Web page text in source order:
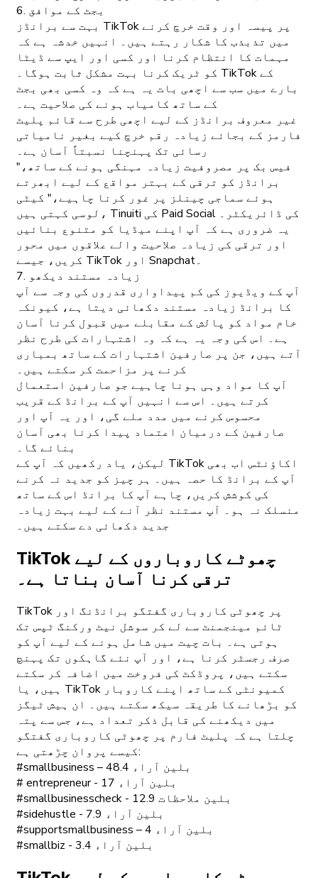
6. بجٹ کے موافق
بہت سے برانڈز TikTok پر پیسہ اور وقت خرچ کرنے
میں تذبذب کا شکار رہتے ہیں۔ انہیں خدشہ ہے کہ
مہمات کا انتظام کرنا اور کسی اور ایپ سے ڈیٹا
کو ٹریک کرنا بہت مشکل ثابت ہوگا۔ TikTok کے
بارے میں سب سے اچھی بات یہ ہے کہ وہ کسی بھی بجٹ
کے ساتھ کامیاب ہونے کی صلاحیت ہے۔
غیر معروف برانڈز کے لیے اچھی طرح سے قائم پلیٹ
فارمز کے بجائے زیادہ رقم خرچ کیے بغیر نامیاتی
رسائی تک پہنچنا نسبتاً آسان ہے۔
"فیس بک پر مصروفیت زیادہ مہنگی ہونے کے ساتھ،
برانڈز کو ترقی کے بہتر مواقع کے لیے ابھرتے
ہوئے سماجی چینلز پر غور کرنا چاہیے،" کیٹی
لوسی کہتی ہیں، Tinuiti کی Paid Social کی ڈائریکٹر۔
یہ ضروری ہے کہ آپ اپنے میڈیا کو متنوع بنائیں
اور ترقی کی زیادہ صلاحیت والے علاقوں میں محور
کریں، جیسے TikTok اور Snapchat۔
7. زیادہ مستند دیکھو
آپ کے ویڈیوز کی کم پیداواری قدروں کی وجہ سے آپ
کا برانڈ زیادہ مستند دکھائی دیتا ہے، کیونکہ
خام مواد کو پالش کے مقابلے میں قبول کرنا آسان
ہے۔ اس کی وجہ یہ ہے کہ وہ اشتہارات کی طرح نظر
آتے ہیں، جن پر صارفین اشتہارات کے ساتھ بمباری
کرنے پر مزاحمت کر سکتے ہیں۔
آپ کا مواد وہی ہونا چاہیے جو صارفین استعمال
کرتے ہیں۔ اس سے انہیں آپ کے برانڈ کے قریب
محسوس کرنے میں مدد ملے گی، اور یہ آپ اور
صارفین کے درمیان اعتماد پیدا کرنا بھی آسان
بنائے گا۔
لیکن، یاد رکھیں کہ آپ کے TikTok اکاؤنٹس اب بھی
آپ کے برانڈ کا حصہ ہیں۔ ہر چیز کو جدید نہ کرنے
کی کوشش کریں، چاہے آپ کا برانڈ اس کے ساتھ
منسلک نہ ہو۔ آپ مستند نظر آنے کے لیے بہت زیادہ
جدید دکھائی دے سکتے ہیں۔
TikTok چھوٹے کاروباروں کے لیے
ترقی کرنا آسان بناتا ہے۔
TikTok پر چھوٹی کاروباری گفتگو برانڈنگ اور
ٹائم مینجمنٹ سے لے کر سوشل نیٹ ورکنگ ٹپس تک
ہوتی ہے۔ بات چیت میں شامل ہونے کے لیے آپ کو
صرف رجسٹر کرنا ہے، اور آپ نئے گاہکوں تک پہنچ
سکتے ہیں، پروڈکٹ کی فروخت میں اضافہ کر سکتے
ہیں، یا TikTok کمیونٹی کے ساتھ اپنے کاروبار
کو بڑھانے کا طریقہ سیکھ سکتے ہیں۔ ان ہیش ٹیگز
میں دیکھنے کی قابل ذکر تعداد ہے، جس سے پتہ
چلتا ہے کہ پلیٹ فارم پر چھوٹی کاروباری گفتگو
کیسے پروان چڑھتی ہے:
#smallbusiness – 48.4 بلین آراء
# entrepreneur - 17 بلین آراء
#smallbusinesscheck - 12.9 بلین ملاحظات
#sidehustle - 7.9 بلین آراء
#supportsmallbusiness – 4 بلین آراء
#smallbiz - 3.4 بلین آراء